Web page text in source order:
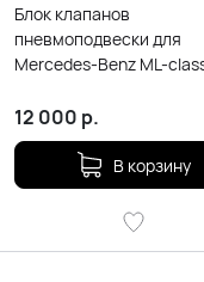
Блок клапанов
пневмоподвески для
Mercedes-Benz ML-
12 000 р.
В корзину